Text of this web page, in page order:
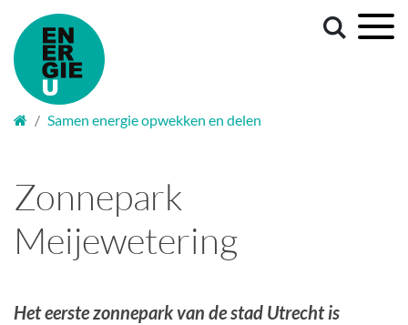
Samen energie opwekken en delen
Zonnepark
Meijewetering
Het eerste zonnepark van de stad Utrecht is